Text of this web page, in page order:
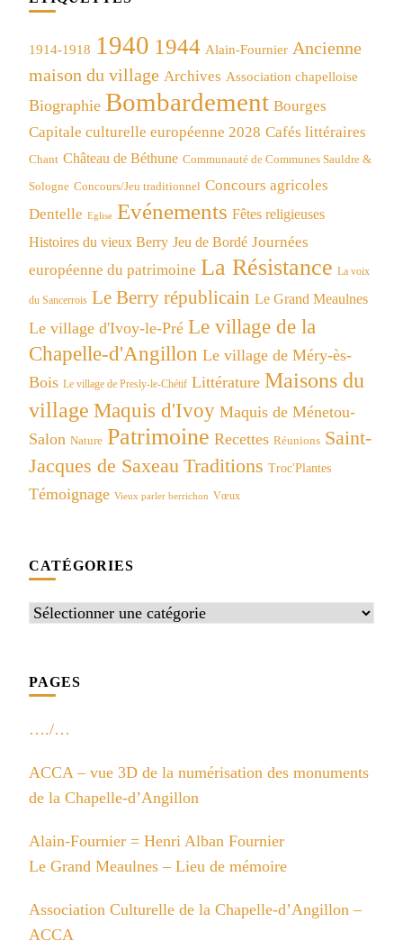
1914-1918 1940 1944 Alain-Fournier Ancienne
maison du village Archives Association chapelloise
Biographie Bombardement Bourges
Capitale culturelle européenne 2028 Cafés littéraires
Chant Château de Béthune Communauté de Communes Sauldre &
Sologne Concours/Jeu traditionnel Concours agricoles
Dentelle Eglise Evénements Fêtes religieuses
Histoires du vieux Berry Jeu de Bordé Journées
européenne du patrimoine La Résistance La voix
du Sancerrois Le Berry républicain Le Grand Meaulnes
Le village d'Ivoy-le-Pré Le village de la
Chapelle-d'Angillon Le village de Méry-ès-
Bois Le village de Presly-le-Chétif Littérature Maisons du
village Maquis d'Ivoy Maquis de Ménetou-
Salon Nature Patrimoine Recettes Réunions Saint-
Jacques de Saxeau Traditions Troc'Plantes
Témoignage Vieux parler berrichon Vœux
CATÉGORIES
Catégories
PAGES
…./…
ACCA – vue 3D de la numérisation des monuments
de la Chapelle-d’Angillon
Alain-Fournier = Henri Alban Fournier
Le Grand Meaulnes – Lieu de mémoire
Association Culturelle de la Chapelle-d’Angillon –
ACCA